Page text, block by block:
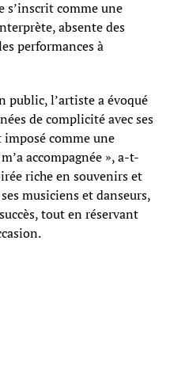
s’inscrit comme une
absente des
performances à
public, l’artiste a évoqué
de complicité avec ses
imposé comme une
accompagnée », a-t-
riche en souvenirs et
musiciens et danseurs,
tout en réservant